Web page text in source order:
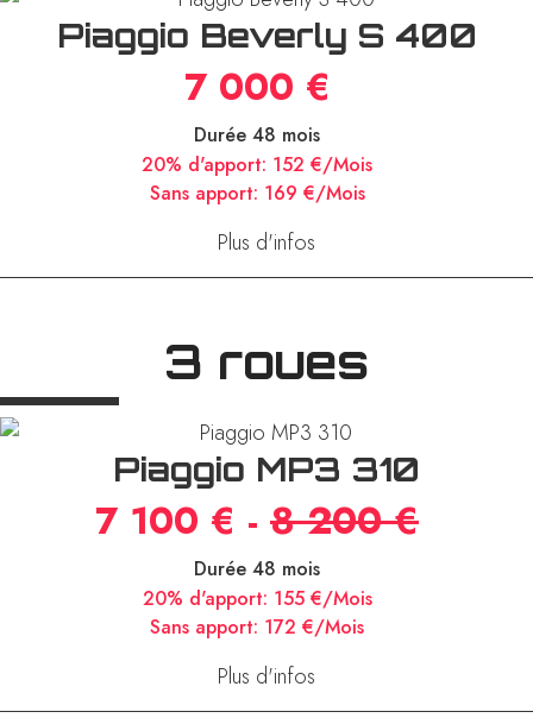
Piaggio Beverly S 400
7 000 €
Durée 48 mois
20% d'apport: 152 €/Mois
Sans apport: 169 €/Mois
Plus d'infos
3 roues
Piaggio MP3 310
7 100 € - 8 200 €
Durée 48 mois
20% d'apport: 155 €/Mois
Sans apport: 172 €/Mois
Plus d'infos